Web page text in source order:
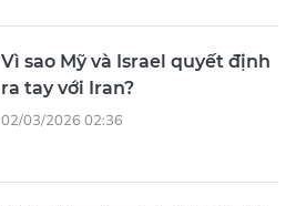
Vì sao Mỹ và Israel quyết định
ra tay với Iran?
02/03/2026 02:36